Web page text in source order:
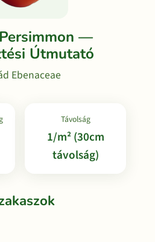
—
Útmutató
Ebenaceae
Távolság
1/m² (30cm
távolság)